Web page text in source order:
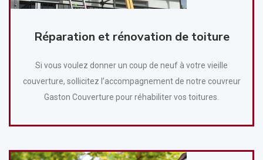
Réparation et rénovation de toiture
Si vous voulez donner un coup de neuf à votre vieille
couverture, sollicitez l’accompagnement de notre couvreur
Gaston Couverture pour réhabiliter vos toitures.